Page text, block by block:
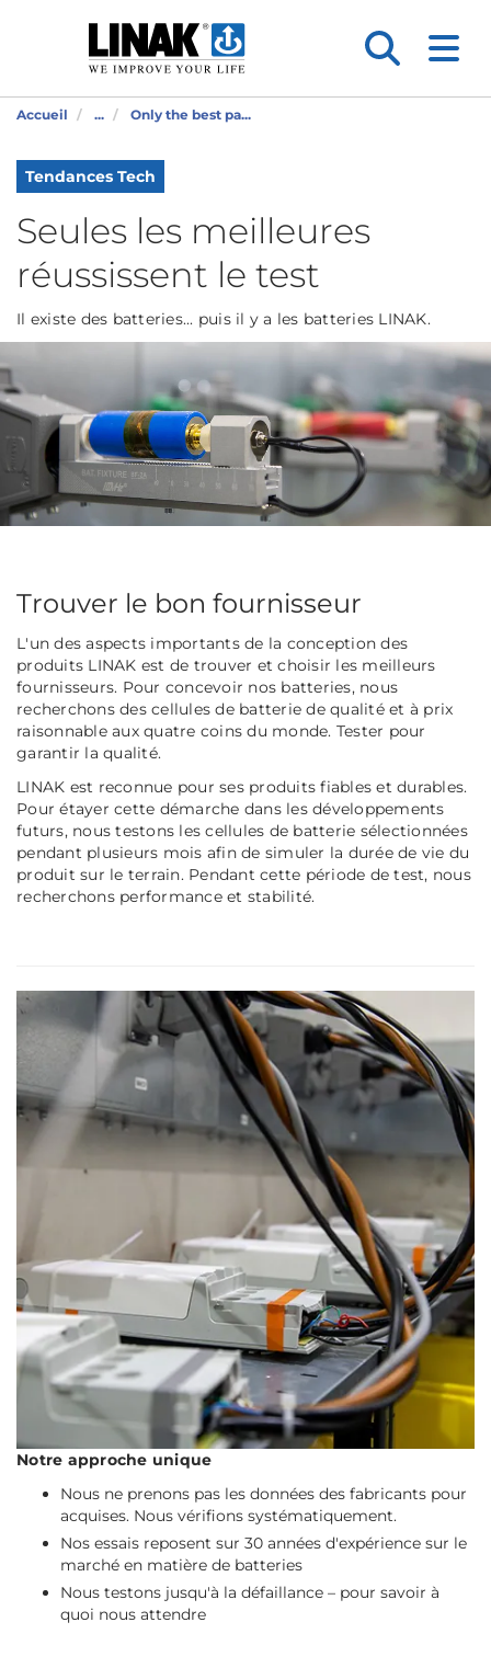
Accueil ... Only the best pa...
Tendances Tech
Seules les meilleures
réussissent le test
Il existe des batteries... puis il y a les batteries LINAK.
Trouver le bon fournisseur
L'un des aspects importants de la conception des
produits LINAK est de trouver et choisir les meilleurs
fournisseurs. Pour concevoir nos batteries, nous
recherchons des cellules de batterie de qualité et à prix
raisonnable aux quatre coins du monde. Tester pour
garantir la qualité.
LINAK est reconnue pour ses produits fiables et durables.
Pour étayer cette démarche dans les développements
futurs, nous testons les cellules de batterie sélectionnées
pendant plusieurs mois afin de simuler la durée de vie du
produit sur le terrain. Pendant cette période de test, nous
recherchons performance et stabilité.
Notre approche unique
Nous ne prenons pas les données des fabricants pour
acquises. Nous vérifions systématiquement.
Nos essais reposent sur 30 années d'expérience sur le
marché en matière de batteries
Nous testons jusqu'à la défaillance – pour savoir à
quoi nous attendre